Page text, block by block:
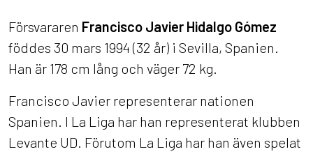
Försvararen Francisco Javier Hidalgo Gómez
föddes 30 mars 1994 (32 år) i Sevilla, Spanien.
Han är 178 cm lång och väger 72 kg.
Francisco Javier representerar nationen
Spanien. I La Liga har han representerat klubben
Levante UD. Förutom La Liga har han även spelat